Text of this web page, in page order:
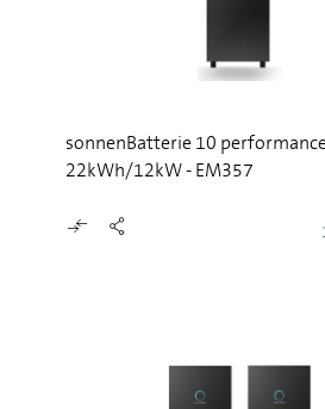
sonnenBatterie 10
22kWh/12kW - EM357